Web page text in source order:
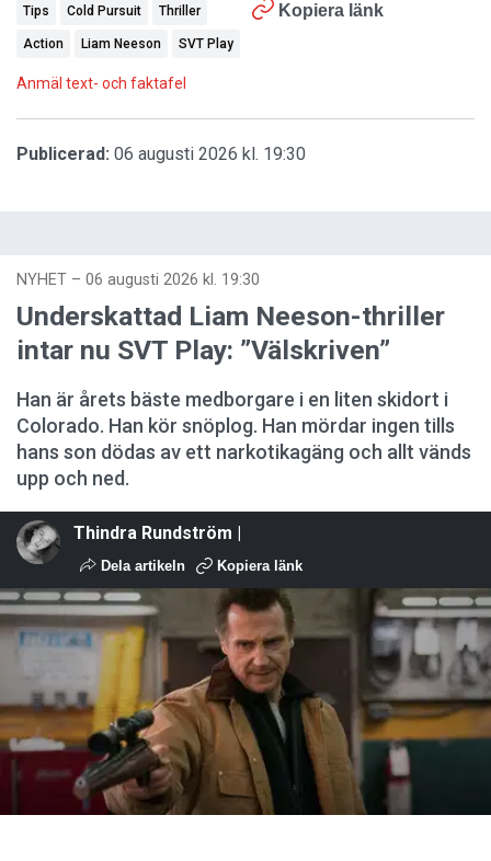
Kopiera länk
Tips Cold Pursuit Thriller
Action Liam Neeson SVT Play
Anmäl text- och faktafel
Publicerad: 06 augusti 2026 kl. 19:30
NYHET – 06 augusti 2026 kl. 19:30
Underskattad Liam Neeson-thriller
intar nu SVT Play: ”Välskriven”
Han är årets bäste medborgare i en liten skidort i
Colorado. Han kör snöplog. Han mördar ingen tills
hans son dödas av ett narkotikagäng och allt vänds
upp och ned.
Thindra Rundström |
Dela artikeln Kopiera länk